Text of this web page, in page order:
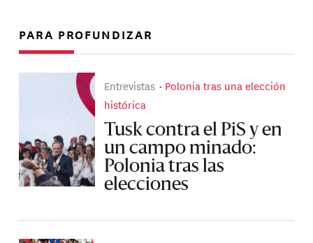
PARA PROFUNDIZAR
Entrevistas
Polonia tras una elección
histórica
Tusk contra el PiS y en
un campo minado:
Polonia tras las
elecciones